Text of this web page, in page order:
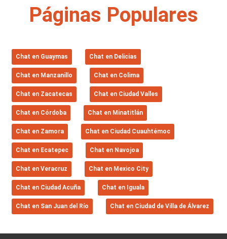
Páginas Populares
Chat en Guaymas Chat en Delicias
Chat en Manzanillo Chat en Colima
Chat en Zacatecas Chat en Ciudad Valles
Chat en Córdoba Chat en Minatitlán
Chat en Zamora Chat en Ciudad Cuauhtémoc
Chat en Ecatepec Chat en Navojoa
Chat en Veracruz Chat en Mexico City
Chat en Ciudad Acuña Chat en Iguala
Chat en San Juan del Río Chat en Ciudad de Villa de Álvarez